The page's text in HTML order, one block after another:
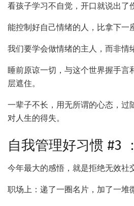
看孩子学习不自觉，开口就说出了
能控制好自己情绪的人，比拿下一
我们要学会做情绪的主人，而非情
睡前原谅一切，与这个世界握手言
层遮住。
一辈子不长，用无所谓的心态，过
对人生的得失。
自我管理好习惯 #3
今年最大的感悟，就是拒绝无效社
职场上：递了一圈名片，加了一堆